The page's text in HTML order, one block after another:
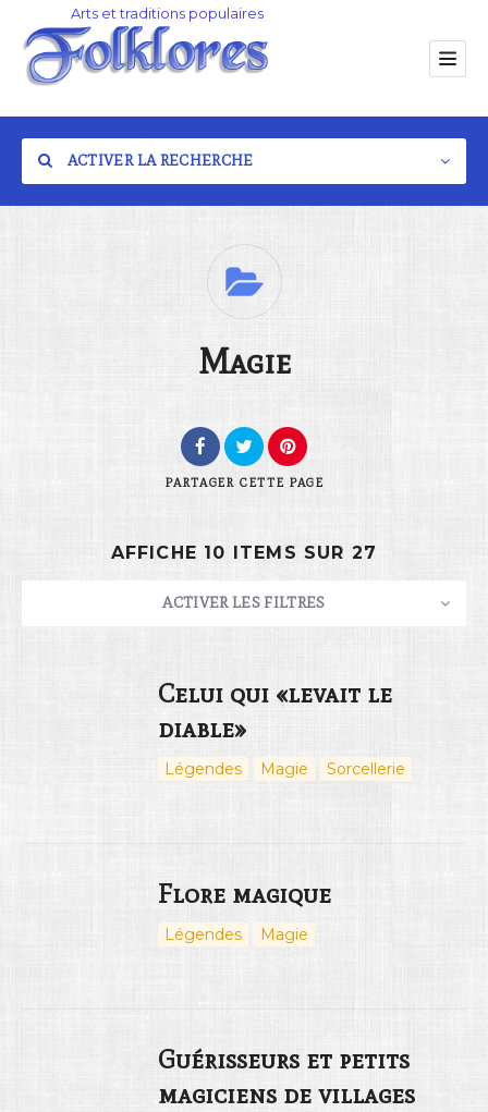
ACTIVER LA RECHERCHE
Rechercher
Magie
PARTAGER CETTE PAGE
AFFICHE 10 ITEMS SUR 27
ACTIVER LES FILTRES
Celui qui «levait le
diable»
Légendes Magie Sorcellerie
Flore magique
Légendes Magie
Guérisseurs et petits
magiciens de villages